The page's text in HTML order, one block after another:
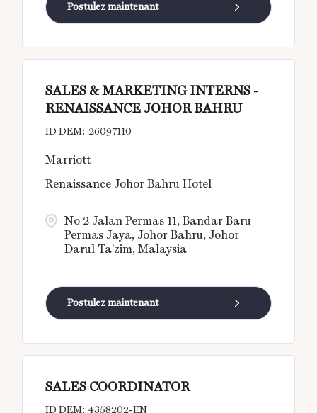
Postulez maintenant
SALES & MARKETING INTERNS -
RENAISSANCE JOHOR BAHRU
26097110
No 2 Jalan Permas 11, Bandar Baru
Permas Jaya, Johor Bahru, Johor
Darul Ta'zim, Malaysia
Marriott
Renaissance Johor Bahru Hotel
Postulez maintenant
SALES COORDINATOR
4358202-EN